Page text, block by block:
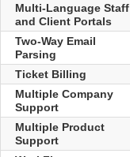
Multi-Language Staff
and Client Portals
Two-Way Email
Parsing
Ticket Billing
Multiple Company
Support
Multiple Product
Support